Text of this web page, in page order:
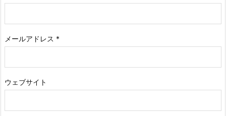
メールアドレス *
ウェブサイト